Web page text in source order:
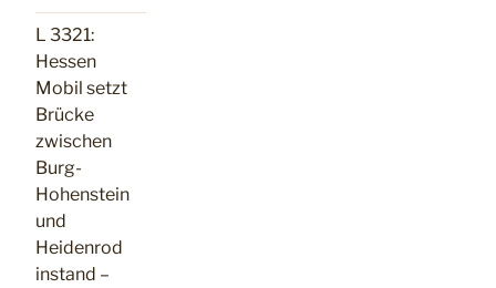
L 3321:
Hessen
Mobil setzt
Brücke
zwischen
Burg-
Hohenstein
und
Heidenrod
instand –